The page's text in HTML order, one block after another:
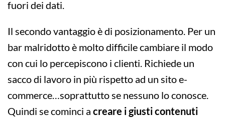
fuori dei dati.
Il secondo vantaggio è di posizionamento. Per un
bar malridotto è molto difficile cambiare il modo
con cui lo percepiscono i clienti. Richiede un
sacco di lavoro in più rispetto ad un sito e-
commerce…soprattutto se nessuno lo conosce.
Quindi se cominci a creare i giusti contenuti